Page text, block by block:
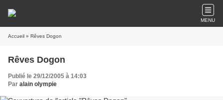
MENU
Accueil » Rêves Dogon
Rêves Dogon
Publié le 29/12/2005 à 14:03
Par alain olympie